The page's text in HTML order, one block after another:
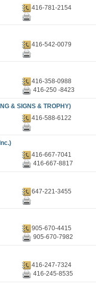
416-781-2154
416-542-0079
416-358-0988
416-250 -8423
& SIGNS & TROPHY)
416-588-6122
416-667-7041
416-667-8817
647-221-3455
905-670-4415
905-670-7982
416-247-7324
416-245-8535